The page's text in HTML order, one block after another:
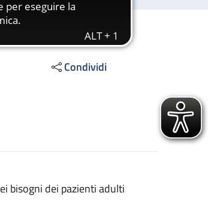
Condividi
bisogni dei pazienti adulti